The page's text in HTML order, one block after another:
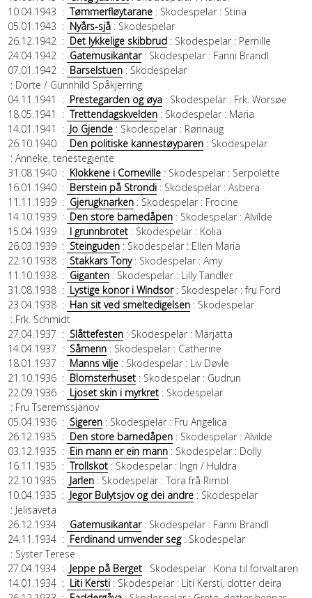
10.04.1943 : Tømmerfløytarane: Skodespelar: Stina
05.01.1943 : Nyårs-sjå: Skodespelar
26.12.1942: Det lykkelige skibbrud: Skodespelar: Pernille
24.04.1942: Gatemusikantar: Skodespelar: Fanni Brandl
07.01.1942: Barselstuen: Skodespelar
: Dorte / Gunnhild Spåkjerring
04.11.1941
: Prestegarden og øya: Skodespelar: Frk. Worsøe
18.05.1941
: Trettendagskvelden: Skodespelar: Maria
14.01.1941
: Jo Gjende: Skodespelar: Rønnaug
26.10.1940: Den politiske kannestøyparen: Skodespelar
: Anneke, tenestegjente
31.08.1940: Klokkene i Corneville: Skodespelar: Serpolette
16.01.1940: Berstein på Strondi: Skodespelar: Asbera
11.11.1939: Gjerugknarken: Skodespelar: Frocine
14.10.1939: Den store barnedåpen: Skodespelar: Alvilde
15.04.1939: I grunnbrotet: Skodespelar: Kolia
26.03.1939: Steinguden: Skodespelar: Ellen Maria
22.10.1938: Stakkars Tony: Skodespelar: Amy
11.10.1938: Giganten: Skodespelar: Lilly Tandler
31.08.1938: Lystige konor i Windsor: Skodespelar: fru Ford
23.04.1938: Han sit ved smeltedigelsen: Skodespelar
: Frk. Schmidt
27.04.1937 : Slåttefesten: Skodespelar: Marjatta
14.04.1937 : Såmenn: Skodespelar: Catherine
18.01.1937 : Manns vilje: Skodespelar: Liv Døvle
21.10.1936: Blomsterhuset: Skodespelar: Gudrun
22.09.1936: Ljoset skin i myrkret: Skodespelar
: Fru Tseremssjanov
05.04.1936: Sigeren: Skodespelar: Fru Angelica
26.12.1935 : Den store barnedåpen: Skodespelar: Alvilde
03.12.1935 : Ein mann er ein mann: Skodespelar: Dolly
16.11.1935 : Trollskot: Skodespelar: Ingri / Huldra
22.10.1935 : Jarlen: Skodespelar: Tora frå Rimol
10.04.1935 : Jegor Bulytsjov og dei andre: Skodespelar
: Jelisaveta
26.12.1934: Gatemusikantar: Skodespelar: Fanni Brandl
24.11.1934: Ferdinand umvender seg: Skodespelar
: Syster Terese
27.04.1934: Jeppe på Berget: Skodespelar: Kona til forvaltaren
14.01.1934: Liti Kersti: Skodespelar: Liti Kersti, dotter deira